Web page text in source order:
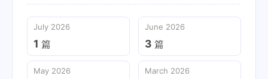
July 2026
1 篇
June 2026
3 篇
May 2026 March 2026